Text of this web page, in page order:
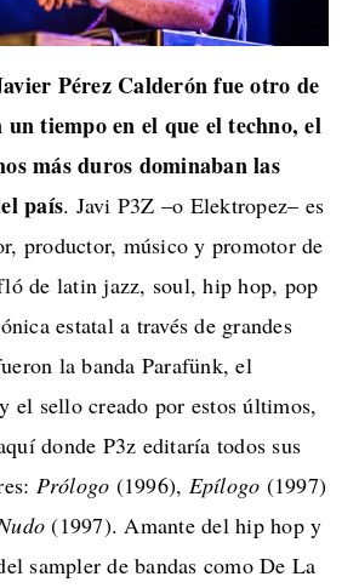
Pérez Calderón fue otro de
un tiempo en el que el techno, el
más duros dominaban las
país. Javi P3Z –o Elektropez– es
productor, músico y promotor de
de latin jazz, soul, hip hop, pop
estatal a través de grandes
la banda Parafünk, el
el sello creado por estos últimos,
donde P3z editaría todos sus
Prólogo (1996), Epílogo (1997)
(1997). Amante del hip hop y
sampler de bandas como De La